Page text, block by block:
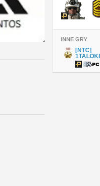
INNE GRY
[NTC]